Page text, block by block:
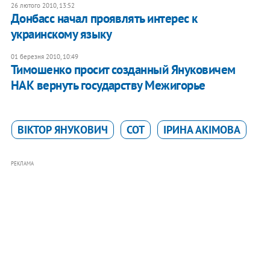
26 лютого 2010, 13:52
Донбасс начал проявлять интерес к
украинскому языку
01 березня 2010, 10:49
Тимошенко просит созданный Януковичем
НАК вернуть государству Межигорье
ВІКТОР ЯНУКОВИЧ СОТ ІРИНА АКІМОВА
РЕКЛАМА